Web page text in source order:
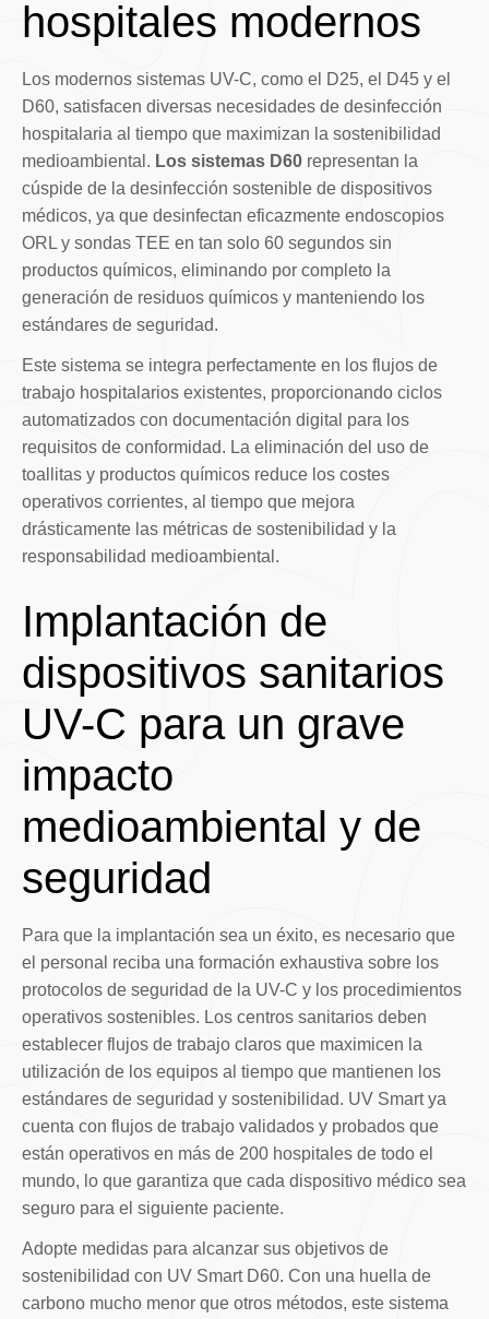
hospitales modernos
Los modernos sistemas UV-C, como el D25, el D45 y el
D60, satisfacen diversas necesidades de desinfección
hospitalaria al tiempo que maximizan la sostenibilidad
medioambiental. Los sistemas D60representan la
cúspide de la desinfección sostenible de dispositivos
médicos, ya que desinfectan eficazmente endoscopios
ORL y sondas TEE en tan solo 60 segundos sin
productos químicos, eliminando por completo la
generación de residuos químicos y manteniendo los
estándares de seguridad.
Este sistema se integra perfectamente en los flujos de
trabajo hospitalarios existentes, proporcionando ciclos
automatizados con documentación digital para los
requisitos de conformidad. La eliminación del uso de
toallitas y productos químicos reduce los costes
operativos corrientes, al tiempo que mejora
drásticamente las métricas de sostenibilidad y la
responsabilidad medioambiental.
Implantación de
dispositivos sanitarios
UV-C para un grave
impacto
medioambiental y de
seguridad
Para que la implantación sea un éxito, es necesario que
el personal reciba una formación exhaustiva sobre los
protocolos de seguridad de la UV-C y los procedimientos
operativos sostenibles. Los centros sanitarios deben
establecer flujos de trabajo claros que maximicen la
utilización de los equipos al tiempo que mantienen los
estándares de seguridad y sostenibilidad. UV Smart ya
cuenta con flujos de trabajo validados y probados que
están operativos en más de 200 hospitales de todo el
mundo, lo que garantiza que cada dispositivo médico sea
seguro para el siguiente paciente.
Adopte medidas para alcanzar sus objetivos de
sostenibilidad con UV Smart D60. Con una huella de
carbono mucho menor que otros métodos, este sistema